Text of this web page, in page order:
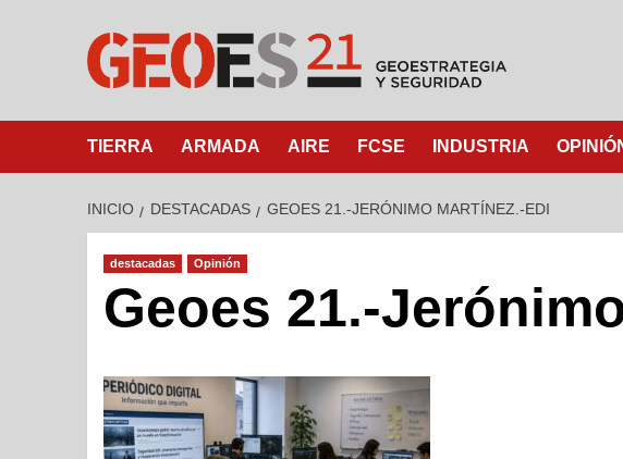
TIERRA ARMADA AIRE FCSE INDUSTRIA
INICIO DESTACADAS GEOES 21.-JERÓNIMO MARTÍNEZ.-EDI
destacadas Opinión
Geoes 21.-